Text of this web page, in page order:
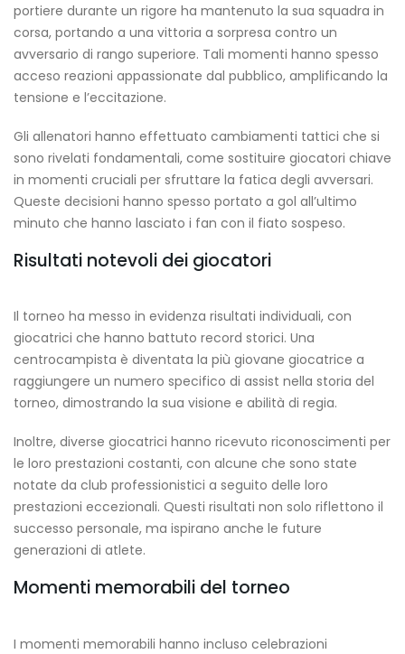
portiere durante un rigore ha mantenuto la sua squadra in
corsa, portando a una vittoria a sorpresa contro un
avversario di rango superiore. Tali momenti hanno spesso
acceso reazioni appassionate dal pubblico, amplificando la
tensione e l’eccitazione.
Gli allenatori hanno effettuato cambiamenti tattici che si
sono rivelati fondamentali, come sostituire giocatori chiave
in momenti cruciali per sfruttare la fatica degli avversari.
Queste decisioni hanno spesso portato a gol all’ultimo
minuto che hanno lasciato i fan con il fiato sospeso.
Risultati notevoli dei giocatori
Il torneo ha messo in evidenza risultati individuali, con
giocatrici che hanno battuto record storici. Una
centrocampista è diventata la più giovane giocatrice a
raggiungere un numero specifico di assist nella storia del
torneo, dimostrando la sua visione e abilità di regia.
Inoltre, diverse giocatrici hanno ricevuto riconoscimenti per
le loro prestazioni costanti, con alcune che sono state
notate da club professionistici a seguito delle loro
prestazioni eccezionali. Questi risultati non solo riflettono il
successo personale, ma ispirano anche le future
generazioni di atlete.
Momenti memorabili del torneo
I momenti memorabili hanno incluso celebrazioni